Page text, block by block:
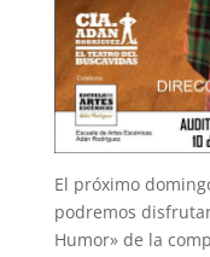
El próximo
podremos
Humor» de la